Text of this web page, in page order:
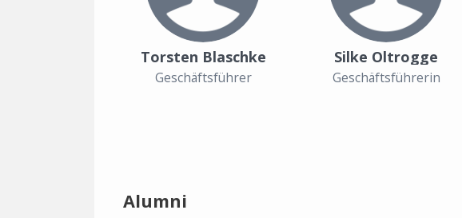
Torsten Blaschke
Geschäftsführer
Silke Oltrogge
Geschäftsführerin
Alumni